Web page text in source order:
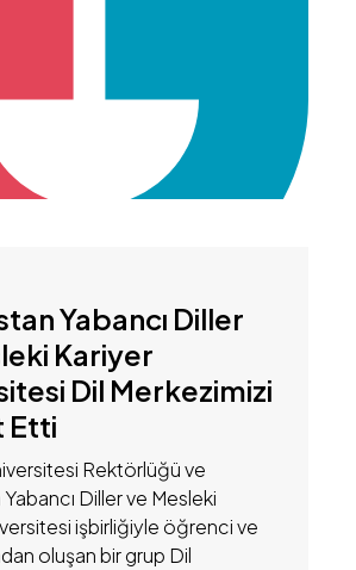
Yabancı Diller
Kariyer
Dil Merkezimizi
Etti
Rektörlüğü ve
Diller ve Mesleki
işbirliğiyle öğrenci ve
oluşan bir grup Dil